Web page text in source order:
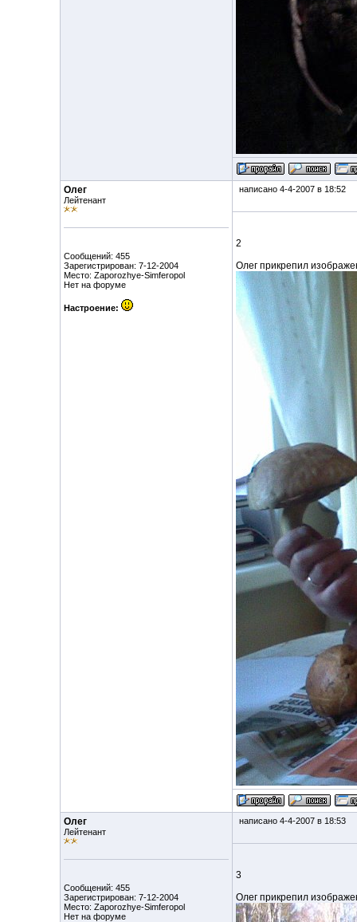
Олег
Лейтенант
Сообщений: 455
Зарегистрирован: 7-12-2004
Место: Zaporozhye-Simferopol
Нет на форуме
Настроение:
написано 4-4-2007 в 18:52
2
Олег прикрепил
Олег
Лейтенант
Сообщений: 455
Зарегистрирован: 7-12-2004
Место: Zaporozhye-Simferopol
Нет на форуме
написано 4-4-2007 в 18:53
3
Олег прикрепил